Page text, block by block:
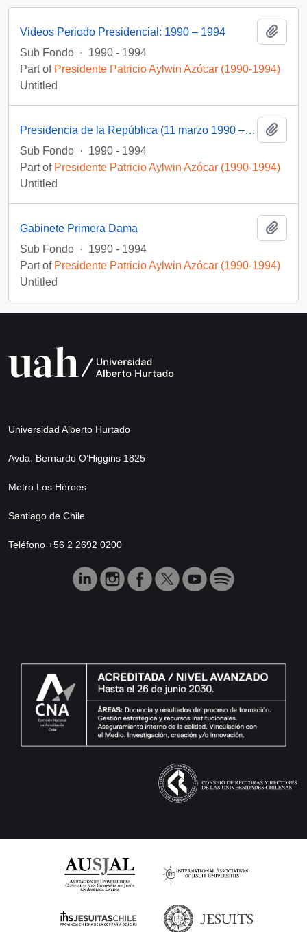
Videos Periodo Presidencial: 1990 – 1994
Sub Fondo · 1990 - 1994
Part of Presidente Patricio Aylwin Azócar (1990-1994)
Untitled
Presidencia de la República (11 marzo 1990 – 11 marzo 1994)
Sub Fondo · 1990 - 1994
Part of Presidente Patricio Aylwin Azócar (1990-1994)
Untitled
Gabinete Primera Dama
Sub Fondo · 1990 - 1994
Part of Presidente Patricio Aylwin Azócar (1990-1994)
Untitled
Universidad Alberto Hurtado
Avda. Bernardo O’Higgins 1825
Metro Los Héroes
Santiago de Chile
Teléfono +56 2 2692 0200